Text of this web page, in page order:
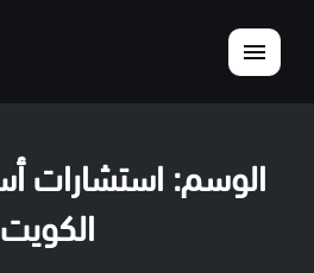
القائمة
الوسم:
الكويت